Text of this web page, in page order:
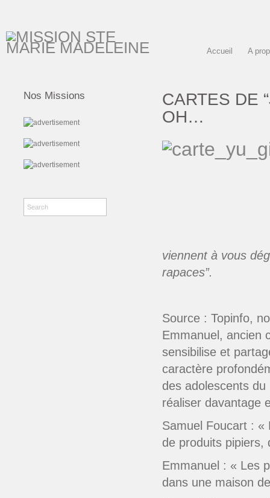
Accueil A
CARTES DE
OH…
viennent à vous
rapaces”.
Source : Topinfo,
Emmanuel, ancien
sensibilise et
caractère
des adolescents
réaliser davantage
Samuel Foucart : «
de produits pipiers,
Emmanuel : « Les
dans une maison
Nos Missions